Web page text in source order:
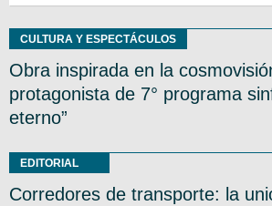
CULTURA Y ESPECTÁCULOS
Obra inspirada en la
protagonista de 7° programa
eterno”
EDITORIAL
Corredores de transporte: la